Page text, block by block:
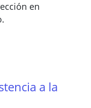
en
a la